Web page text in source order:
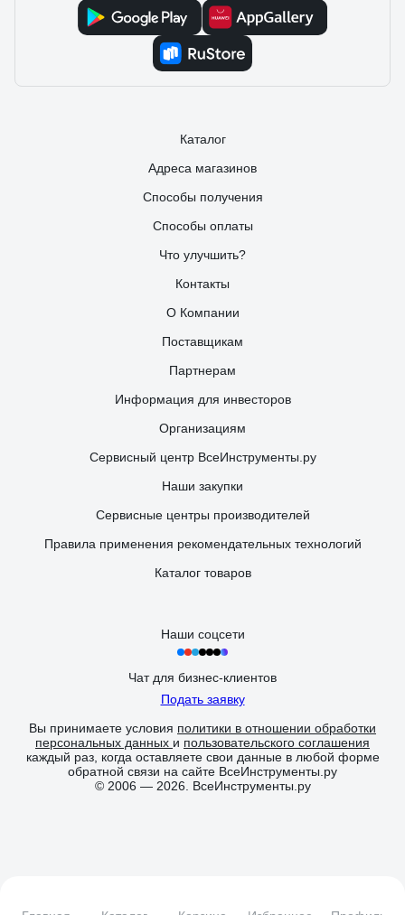
Каталог
Адреса магазинов
Способы получения
Способы оплаты
Что улучшить?
Контакты
О Компании
Поставщикам
Партнерам
Информация для инвесторов
Организациям
Сервисный центр ВсеИнструменты.ру
Наши закупки
Сервисные центры производителей
Правила применения рекомендательных технологий
Каталог товаров
Наши соцсети
Чат для бизнес-клиентов
Подать заявку
Вы принимаете условия политики в отношении обработки
персональных данных и пользовательского соглашения
каждый раз, когда оставляете свои данные в любой форме
обратной связи на сайте ВсеИнструменты.ру
© 2006 — 2026. ВсеИнструменты.ру